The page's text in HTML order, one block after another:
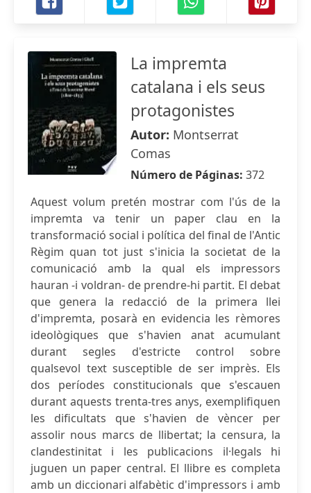
La impremta
catalana i els seus
protagonistes
Autor: Montserrat
Comas
Número de Páginas: 372
Aquest volum pretén mostrar com l'ús de la
impremta va tenir un paper clau en la
transformació social i política del final de l'Antic
Règim quan tot just s'inicia la societat de la
comunicació amb la qual els impressors
hauran -i voldran- de prendre-hi partit. El debat
que genera la redacció de la primera llei
d'impremta, posarà en evidencia les rèmores
ideològiques que s'havien anat acumulant
durant segles d'estricte control sobre
qualsevol text susceptible de ser imprès. Els
dos períodes constitucionals que s'escauen
durant aquests trenta-tres anys, exemplifiquen
les dificultats que s'havien de vèncer per
assolir nous marcs de llibertat; la censura, la
clandestinitat i les publicacions il·legals hi
juguen un paper central. El llibre es completa
amb un diccionari alfabètic d'impressors i amb